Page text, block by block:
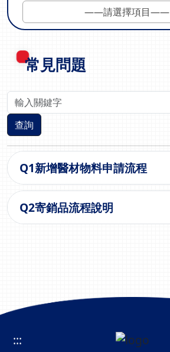
——請選擇項目——
常見問題
關鍵字查詢
查詢
Q1新增醫材物料申請流程
Q2寄銷品流程說明
:::